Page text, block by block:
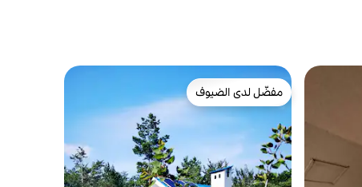
مفضّل لدى الضيوف
مفضّل لدى الضيوف